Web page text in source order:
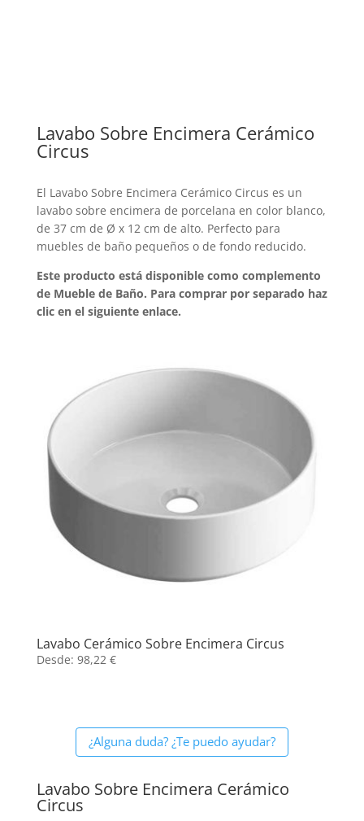
Lavabo Sobre Encimera Cerámico
Circus
El Lavabo Sobre Encimera Cerámico Circus es un
lavabo sobre encimera de porcelana en color blanco,
de 37 cm de Ø x 12 cm de alto. Perfecto para
muebles de baño pequeños o de fondo reducido.
Este producto está disponible como complemento
de Mueble de Baño. Para comprar por separado haz
clic en el siguiente enlace.
Lavabo Cerámico Sobre Encimera Circus
Desde: 98,22 €
¿Alguna duda? ¿Te puedo ayudar?
Lavabo Sobre Encimera Cerámico
Circus